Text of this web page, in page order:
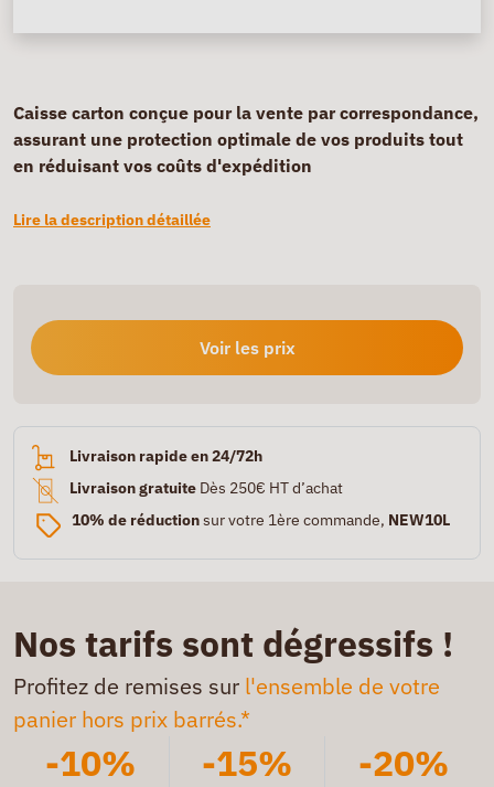
Caisse carton conçue pour la vente par correspondance,
assurant une protection optimale de vos produits tout
en réduisant vos coûts d'expédition
Lire la description détaillée
Voir les prix
Livraison rapide en 24/72h
Livraison gratuite Dès 250€ HT d’achat
10% de réductionsur votre 1ère commande, NEW10L
Nos tarifs sont dégressifs !
Profitez de remises sur l'ensemble de votre
panier hors prix barrés.*
-10% -15% -20%